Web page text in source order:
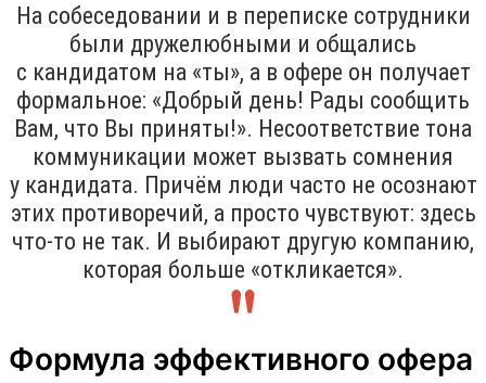
На собеседовании и в переписке сотрудники
были дружелюбными и общались
с кандидатом на «ты», а в офере он получает
формальное: «Добрый день! Рады сообщить
Вам, что Вы приняты!». Несоответствие тона
коммуникации может вызвать сомнения
у кандидата. Причём люди часто не осознают
этих противоречий, а просто чувствуют: здесь
что-то не так. И выбирают другую компанию,
которая больше «откликается».
Формула эффективного офера